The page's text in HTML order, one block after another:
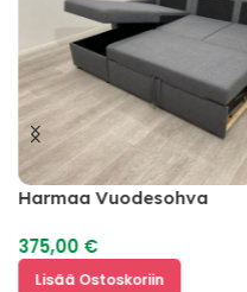
Harmaa Vuodesohva
375,00 €
Lisää Ostoskoriin